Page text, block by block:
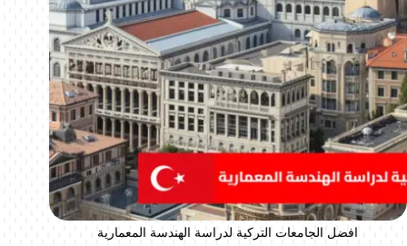
افضل الجامعات التركية لدراسة الهندسة المعمارية